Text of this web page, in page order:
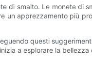
di smalto. Le monete di
un apprezzamento più
questi
a esplorare la